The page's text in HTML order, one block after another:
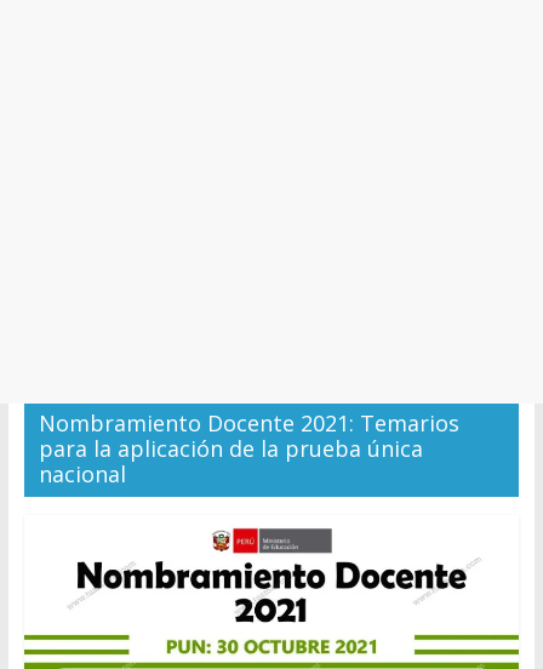
Nombramiento Docente 2021: Temarios
para la aplicación de la prueba única
nacional